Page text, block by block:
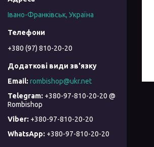
Івано-Франківськ, Україна
+380 (97) 810-20-20
rombishop@ukr.net
+380-97-810-20-20 @
Rombishop
+380-97-810-20-20
+380-97-810-20-20